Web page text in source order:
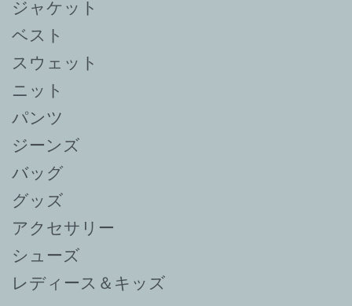
ジャケット
ベスト
スウェット
ニット
パンツ
ジーンズ
バッグ
グッズ
アクセサリー
シューズ
レディース＆キッズ